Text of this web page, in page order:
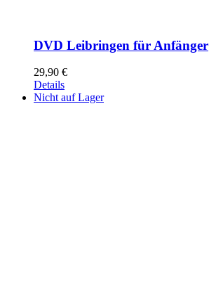
DVD Leibringen für Anfänger
29,90 €
Details
Nicht auf Lager